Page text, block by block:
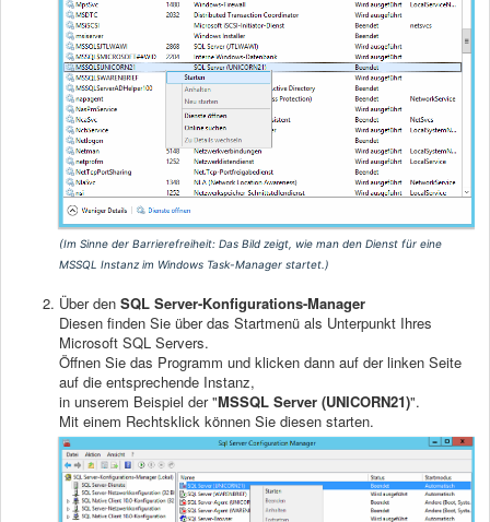
(Im Sinne der Barrierefreiheit: Das Bild zeigt, wie man den Dienst für eine
MSSQL Instanz im Windows Task-Manager startet.)
Über den SQL Server-Konfigurations-Manager
Diesen finden Sie über das Startmenü als Unterpunkt Ihres
Microsoft SQL Servers.
Öffnen Sie das Programm und klicken dann auf der linken Seite
auf die entsprechende Instanz,
in unserem Beispiel der "MSSQL Server (UNICORN21)".
Mit einem Rechtsklick können Sie diesen starten.